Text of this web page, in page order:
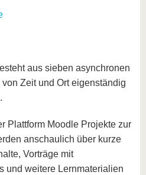
aus sieben asynchronen
Zeit und Ort eigenständig
Plattform Moodle Projekte zur
anschaulich über kurze
Vorträge mit
und weitere Lernmaterialien